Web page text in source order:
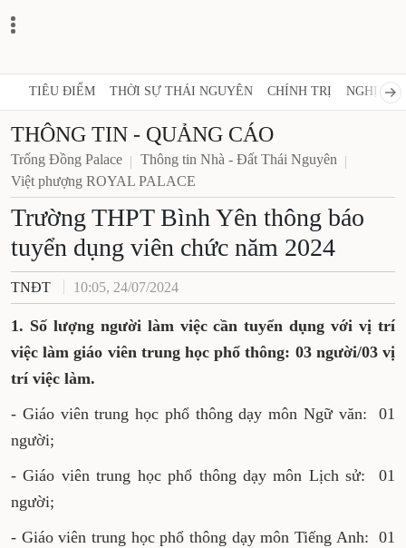
TIÊU ĐIỂM THỜI SỰ THÁI NGUYÊN CHÍNH TRỊ NGHỊ
THÔNG TIN - QUẢNG CÁO
Trống Đồng Palace
Thông tin Nhà - Đất Thái Nguyên
Việt phượng ROYAL PALACE
Trường THPT Bình Yên thông báo
tuyển dụng viên chức năm 2024
TNĐT 10:05, 24/07/2024
1. Số lượng người làm việc cần tuyển dụng với vị trí
việc làm giáo viên trung học phổ thông: 03 người/03 vị
trí việc làm.
- Giáo viên trung học phổ thông dạy môn Ngữ văn: 01
người;
- Giáo viên trung học phổ thông dạy môn Lịch sử: 01
người;
- Giáo viên trung học phổ thông dạy môn Tiếng Anh: 01